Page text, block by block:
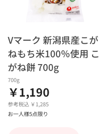
Vマーク 新潟県産こが
ねもち米100％使用 こ
がね餅 700g
700g
￥1,190
参考税込 ￥1,285
お一人様5点限り